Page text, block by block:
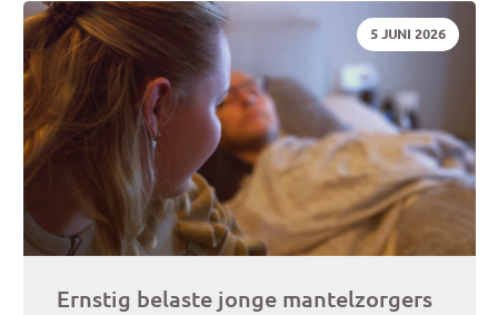
DATUM:
5 JUNI 2026
Ernstig belaste jonge mantelzorgers